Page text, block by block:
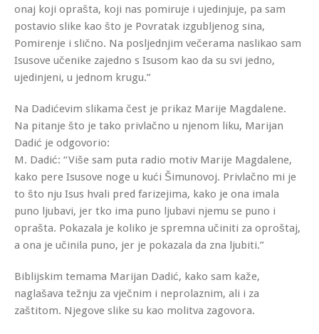
onaj koji oprašta, koji nas pomiruje i ujedinjuje, pa sam
postavio slike kao što je Povratak izgubljenog sina,
Pomirenje i slično. Na posljednjim večerama naslikao sam
Isusove učenike zajedno s Isusom kao da su svi jedno,
ujedinjeni, u jednom krugu.”
Na Dadićevim slikama čest je prikaz Marije Magdalene.
Na pitanje što je tako privlačno u njenom liku, Marijan
Dadić je odgovorio:
M. Dadić: “Više sam puta radio motiv Marije Magdalene,
kako pere Isusove noge u kući Šimunovoj. Privlačno mi je
to što nju Isus hvali pred farizejima, kako je ona imala
puno ljubavi, jer tko ima puno ljubavi njemu se puno i
oprašta. Pokazala je koliko je spremna učiniti za oproštaj,
a ona je učinila puno, jer je pokazala da zna ljubiti.”
Biblijskim temama Marijan Dadić, kako sam kaže,
naglašava težnju za vječnim i neprolaznim, ali i za
zaštitom. Njegove slike su kao molitva zagovora.